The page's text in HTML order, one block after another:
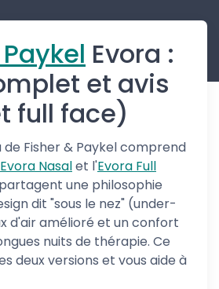
Evora :
et avis
full face)
de Fisher & Paykel comprend
Evora Nasalet l'Evora Full
une philosophie
dit "sous le nez" (under-
d'air amélioré et un confort
nuits de thérapie. Ce
deux versions et vous aide à